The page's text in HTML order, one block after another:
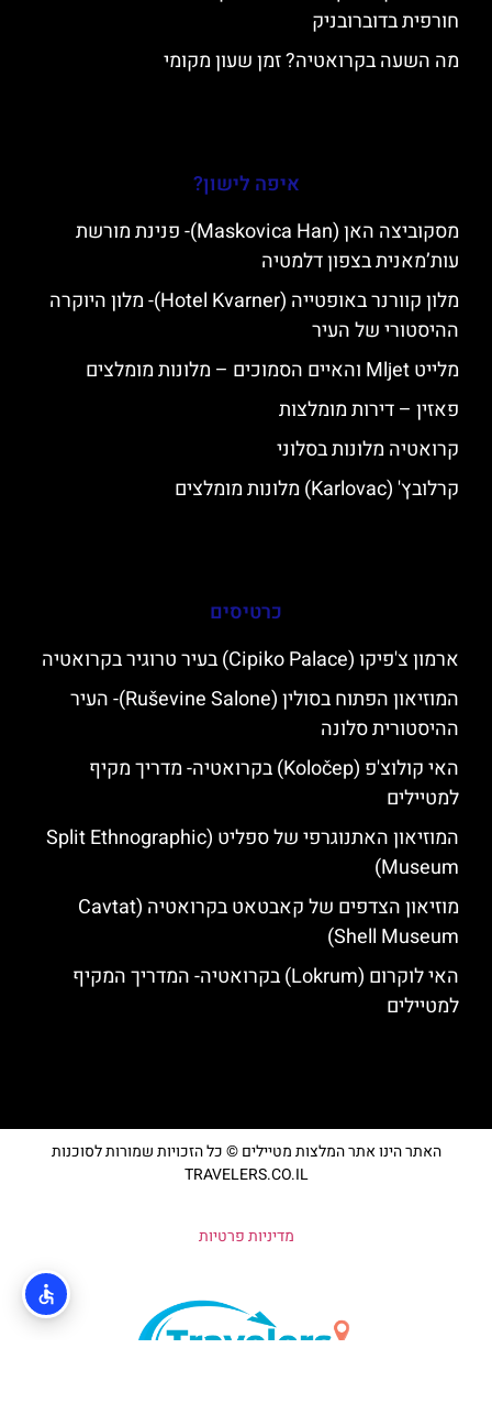
חורפית בדוברובניק
מה השעה בקרואטיה? זמן שעון מקומי
איפה לישון?
מסקוביצה האן (Maskovica Han)- פנינת מורשת
עות’מאנית בצפון דלמטיה
מלון קוורנר באופטייה (Hotel Kvarner)- מלון היוקרה
ההיסטורי של העיר
מלייט Mljet והאיים הסמוכים – מלונות מומלצים
פאזין – דירות מומלצות
קרואטיה מלונות בסלוני
קרלובץ' (Karlovac) מלונות מומלצים
כרטיסים
ארמון צ'פיקו (Cipiko Palace) בעיר טרוגיר בקרואטיה
המוזיאון הפתוח בסולין (Ruševine Salone)- העיר
ההיסטורית סלונה
האי קולוצ'פ (Koločep) בקרואטיה- מדריך מקיף
למטיילים
המוזיאון האתנוגרפי של ספליט (Split Ethnographic
Museum)
מוזיאון הצדפים של קאבטאט בקרואטיה (Cavtat
Shell Museum)
האי לוקרום (Lokrum) בקרואטיה- המדריך המקיף
למטיילים
האתר הינו אתר המלצות מטיילים © כל הזכויות שמורות לסוכנות
TRAVELERS.CO.IL
מדיניות פרטיות